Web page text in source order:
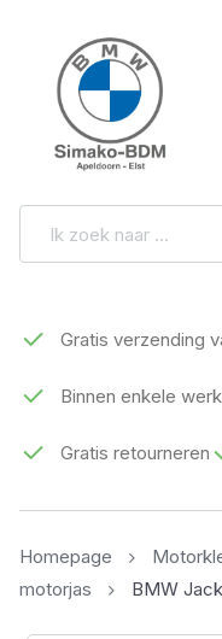
Gratis verzending
Binnen enkele
Gratis retourneren
Homepage
motorjas
BMW